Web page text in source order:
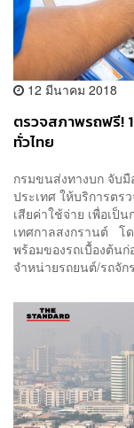
12 มีนาคม 2018
ตรวจสภาพรถฟรี!
ทั่วไทย
กรมขนส่งทางบก จับมื
ประเทศ ให้บริการตร
เสียค่าใช้จ่าย เพื่อเป็
เทศกาลสงกรานต์ โด
พร้อมของรถเบื้องต้น
จำหน่ายรถยนต์/รถจั